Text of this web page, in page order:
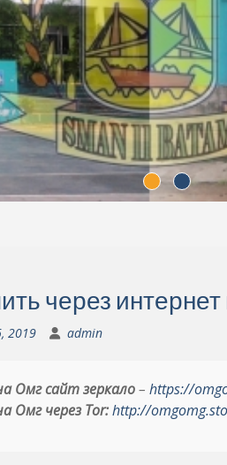
через
2019 admin
Омг сайт зеркало– https://
Омг через Tor: http://